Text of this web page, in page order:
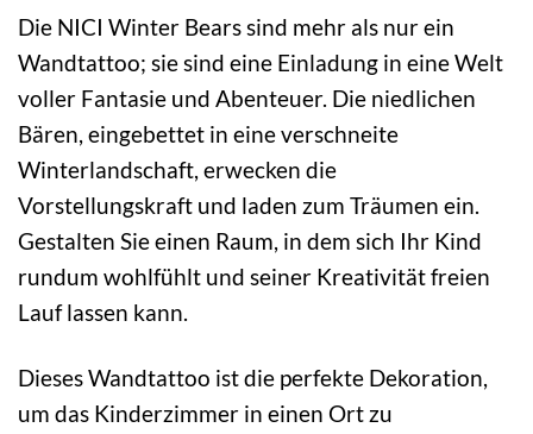
Die NICI Winter Bears sind mehr als nur ein
Wandtattoo; sie sind eine Einladung in eine Welt
voller Fantasie und Abenteuer. Die niedlichen
Bären, eingebettet in eine verschneite
Winterlandschaft, erwecken die
Vorstellungskraft und laden zum Träumen ein.
Gestalten Sie einen Raum, in dem sich Ihr Kind
rundum wohlfühlt und seiner Kreativität freien
Lauf lassen kann.
Dieses Wandtattoo ist die perfekte Dekoration,
um das Kinderzimmer in einen Ort zu